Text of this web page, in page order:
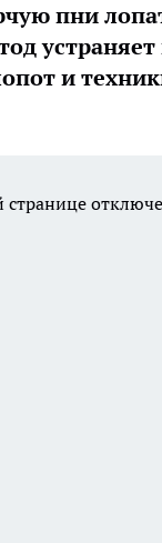
пни
устраняет
и
странице